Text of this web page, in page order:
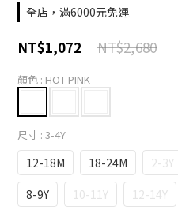
全店，滿6000元免運
NT$2,680
NT$1,072
顏色 : HOT PINK
尺寸 : 3-4Y
12-18M 18-24M 2-3Y
8-9Y
10-11Y 12-14Y